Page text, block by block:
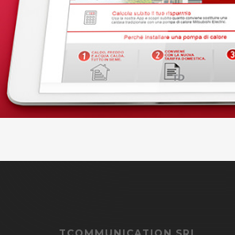
Trading Incentive Systems